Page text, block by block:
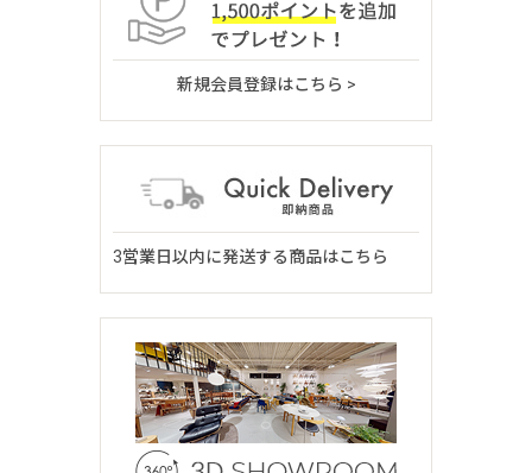
新規会員登録はこちら >
3営業日以内に発送する商品はこちら